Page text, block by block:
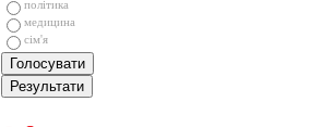
політика
медицина
сім'я